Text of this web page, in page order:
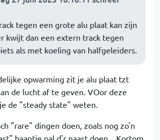
tegen een grote alu plaat kan zijn
kwijt dan een extern track tegen
als met koeling van halfgeleiders.
opwarming zit je alu plaat tzt
de lucht af te geven. VOor deze
de "steady state" weten.
"rare" dingen doen, zoals nog zo'n